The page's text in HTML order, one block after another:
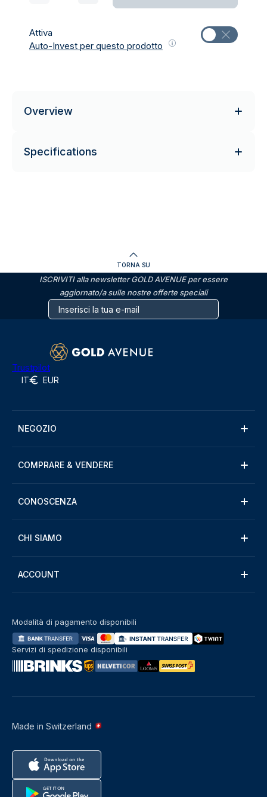
Attiva
Auto-Invest per questo prodotto
Overview
Specifications
TORNA SU
ISCRIVITI alla newsletter GOLD AVENUE per essere
aggiornato/a sulle nostre offerte speciali
Trustpilot
IT EUR
NEGOZIO
COMPRARE & VENDERE
CONOSCENZA
CHI SIAMO
ACCOUNT
Made in Switzerland
Modalità di pagamento disponibili
Servizi di spedizione disponibili